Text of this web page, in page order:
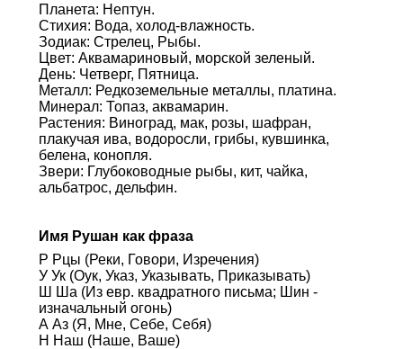
Планета: Нептун.
Стихия: Вода, холод-влажность.
Зодиак: Стрелец, Рыбы.
Цвет: Аквамариновый, морской зеленый.
День: Четверг, Пятница.
Металл: Редкоземельные металлы, платина.
Минерал: Топаз, аквамарин.
Растения: Виноград, мак, розы, шафран,
плакучая ива, водоросли, грибы, кувшинка,
белена, конопля.
Звери: Глубоководные рыбы, кит, чайка,
альбатрос, дельфин.
Имя Рушан как фраза
Р Рцы (Реки, Говори, Изречения)
У Ук (Оук, Указ, Указывать, Приказывать)
Ш Ша (Из евр. квадратного письма; Шин -
изначальный огонь)
А Аз (Я, Мне, Себе, Себя)
Н Наш (Наше, Ваше)